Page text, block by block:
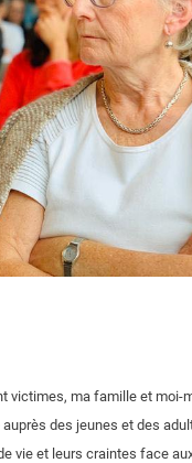
victimes, ma famille et moi-
des jeunes et des
vie et leurs craintes face